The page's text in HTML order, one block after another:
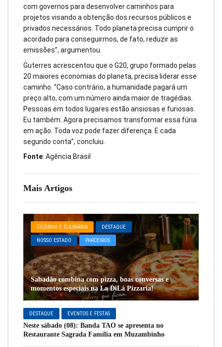
Mais Artigos
COZINHA E CULINÁRIA DESTAQUE
NOSSO ESTADO PARCEIROS
Sabadão combina com pizza, boas conversas e
momentos especiais na La DiLá Pizzaria!
DESTAQUE EVENTOS E FESTAS
Neste sábado (08): Banda TAO se apresenta no
Restaurante Sagrada Família em Muzambinho
com governos para desenvolver caminhos para
projetos visando a obtenção dos recursos públicos e
privados necessários. Todo planeta precisa cumprir o
acordado para conseguirmos, de fato, reduzir as
emissões”, argumentou.
Guterres acrescentou que o G20, grupo formado pelas
20 maiores economias do planeta, precisa liderar esse
caminho. “Caso contrário, a humanidade pagará um
preço alto, com um número ainda maior de tragédias.
Pessoas em todos lugares estão ansiosas e furiosas.
Eu também. Agora precisamos transformar essa fúria
em ação. Toda voz pode fazer diferença. E cada
segundo conta”, concluiu.
Fonte: Agência Brasil